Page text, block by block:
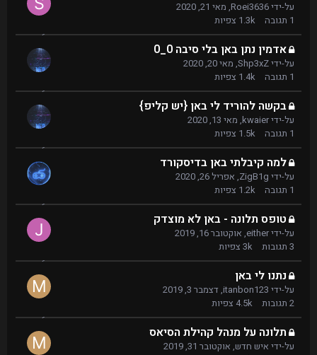
על-ידיRoei3636
, מאי 21, 2020
1 תגובה 1.3k צפיות
אדמין נתן באן בלי סיבה 0_0
על-ידיShp3xZ
, מאי 20, 2020
1 תגובה 1.4k צפיות
בקשה להוריד לי באן {יש קליפ}
על-ידיkwaier
, מאי 13, 2020
1 תגובה 1.5k צפיות
למה קיבלתי באן בדיסקורד
על-ידי ZigB1g
, אפריל 26, 2020
1 תגובה 1.2k צפיות
טופס תלונה - באן לא מוצדק
על-ידיeither
, אוקטובר 16, 2019
3 תגובות 3k צפיות
נתנו לי באן
על-ידי itanbon123
,דצמבר 3, 2019
2 תגובות 4.5k צפיות
תלונה על מנהל קהילת הסיאס
על-ידי איש חדש, אוקטובר 31, 2019